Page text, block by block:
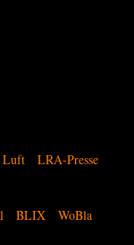
Luft LRA-Presse
BLIX
WoBla